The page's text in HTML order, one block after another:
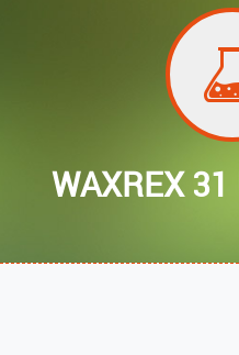
WAXREX 31